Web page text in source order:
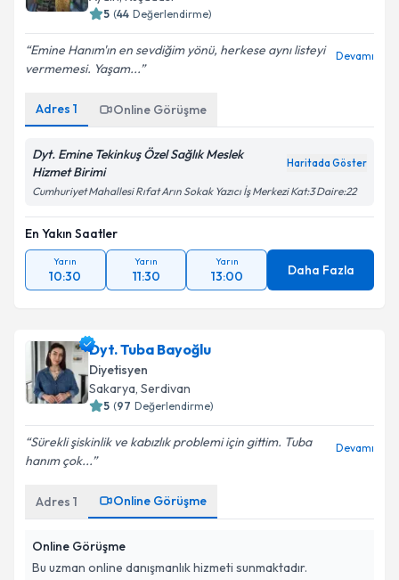
5 (44 Değerlendirme)
Emine Hanım'ın en sevdiğim yönü, herkese aynı listeyi
vermemesi. Yaşam...
Devamı
Adres 1 Online Görüşme
Dyt. Emine Tekinkuş Özel Sağlık Meslek
Hizmet Birimi
Haritada Göster
Cumhuriyet Mahallesi Rıfat Arın Sokak Yazıcı İş Merkezi Kat:3 Daire:22
En Yakın Saatler
Yarın
10:30
Yarın
11:30
Yarın
13:00 Daha Fazla
Dyt. Tuba Bayoğlu
Diyetisyen
Sakarya, Serdivan
5 (97 Değerlendirme)
Sürekli şiskinlik ve kabızlık problemi için gittim. Tuba
hanım çok...
Devamı
Adres 1 Online Görüşme
Online Görüşme
Bu uzman online danışmanlık hizmeti sunmaktadır.